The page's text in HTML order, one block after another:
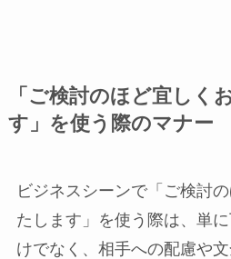
「ご検討のほど宜しく
す」を使う際のマナー
ビジネスシーンで「ご検討
たします」を使う際は、単
けでなく、相手への配慮や